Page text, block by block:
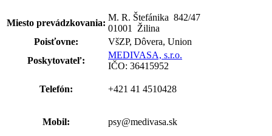
Miesto prevádzkovania:
M. R. Štefánika 842/47
01001 Žilina
Poisťovne:
VšZP, Dôvera, Union
Poskytovateľ:
MEDIVASA, s.r.o.
IČO: 36415952
Telefón: +421 41 4510428
Mobil: psy@medivasa.sk